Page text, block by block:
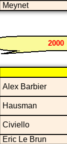
Meynet
2000
Alex Barbier
Hausman
Civiello
Eric Le Brun